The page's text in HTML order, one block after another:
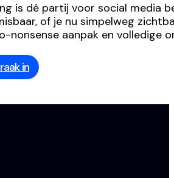
is dé partij voor social media
of je nu simpelweg
nonsense aanpak en volledige
in